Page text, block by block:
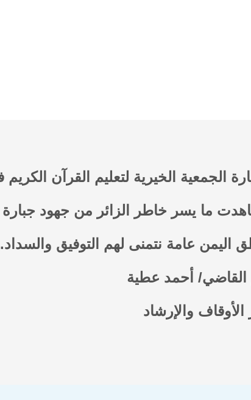
ما يسر خاطر الزائر من جهود جبارة
عامة نتمنى لهم التوفيق والسداد.
القاضي/ أحمد عطية
الأوقاف والإرشاد